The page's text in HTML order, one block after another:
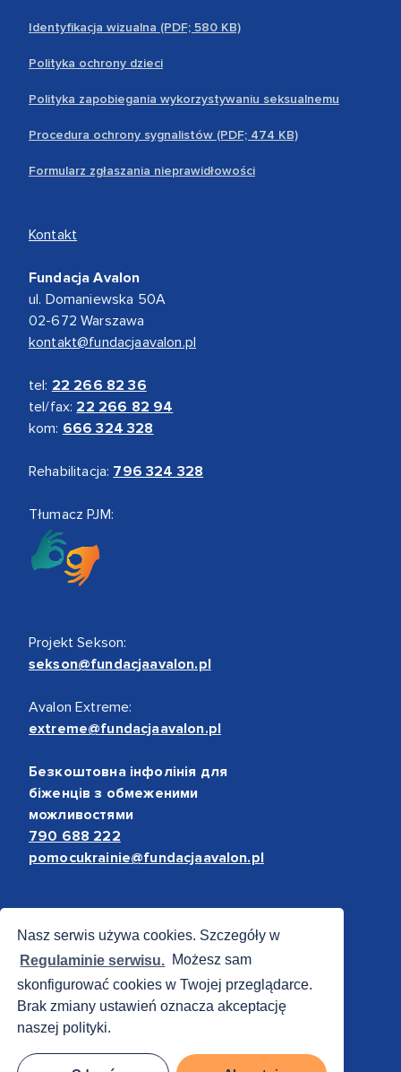
Nasz serwis używa cookies. Szczegóły w
Regulaminie serwisu. Możesz sam
skonfigurować cookies w Twojej przeglądarce.
Brak zmiany ustawień oznacza akceptację
naszej polityki.
Identyfikacja wizualna (PDF; 580 KB)
Polityka ochrony dzieci
Polityka zapobiegania wykorzystywaniu seksualnemu
Procedura ochrony sygnalistów (PDF; 474 KB)
Formularz zgłaszania nieprawidłowości
Kontakt
Fundacja Avalon
ul. Domaniewska 50A
02-672 Warszawa
kontakt@fundacjaavalon.pl
tel: 22 266 82 36
tel/fax: 22 266 82 94
kom: 666 324 328
Rehabilitacja: 796 324 328
Tłumacz PJM:
Projekt Sekson:
sekson@fundacjaavalon.pl
Avalon Extreme:
extreme@fundacjaavalon.pl
Безкоштовна інфолінія для
біженців з обмеженими
можливостями
790 688 222
pomocukrainie@fundacjaavalon.pl
Bezpieczne płatności